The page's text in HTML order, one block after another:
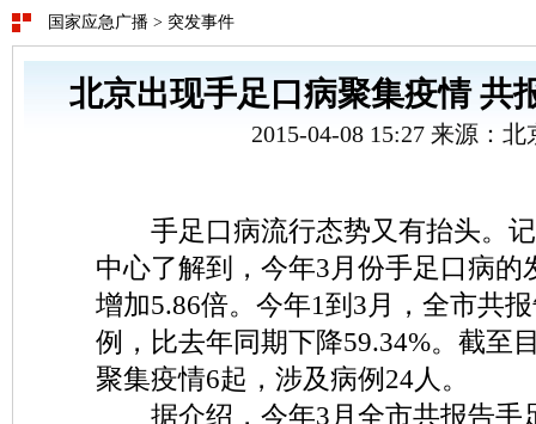
国家应急广播 > 突发事件
北京出现手足口病聚集疫情 共
2015-04-08 15:27 来源：北
手足口病流行态势又有抬头。记
中心了解到，今年3月份手足口病的
增加5.86倍。今年1到3月，全市共
例，比去年同期下降59.34%。截至
聚集疫情6起，涉及病例24人。
据介绍，今年3月全市共报告手